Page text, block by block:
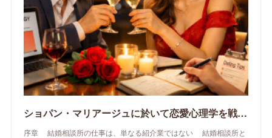
ショパン・マリアージュに於いて恋愛心理学を戦略的に活用する方法 ――出会いを「偶然」ではなく「理解と成長の設計」に変えるために
序章 結婚相談所の仕事は、単なる紹介業ではない 結婚相談所と